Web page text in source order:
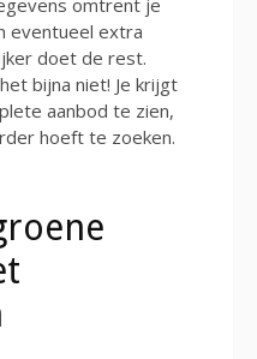
eventueel extra
doet de rest.
bijna niet! Je krijgt
aanbod te zien,
hoeft te zoeken.